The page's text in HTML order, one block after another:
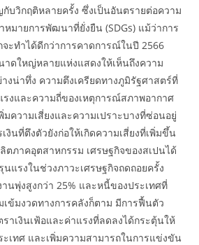
กับวิกฤติหลายครั้ง ซึ่งเป็นอันตรายต่อความ
หมายการพัฒนาที่ยั่งยืน (SDGs) แม้ว่าการ
จะทำได้ดีกว่าการคาดการณ์ในปี 2566
าดใหญ่หลายแห่งแสดงให้เห็นถึงความ
งน่าทึ่ง ความตึงเครียดทางภูมิรัฐศาสตร์ที่
งและความถี่ของเหตุการณ์สภาพอากาศ
ความเสี่ยงและความเปราะบางที่ซ่อนอยู่
งินที่ตึงตัวยังก่อให้เกิดความเสี่ยงที่เพิ่มขึ้น
ตภาคอุตสาหกรรม เศรษฐกิจของสเปนได้
แรงในช่วงภาวะเศรษฐกิจถดถอยครั้ง
นพุ่งสูงกว่า 25% และหนี้ของประเทศที่
ข้มงวดทางการคลังก็ตาม มีการฟื้นตัว
าเงินเฟ้อและค่าแรงที่ลดลงได้กระตุ้นให้
ะเทศ และเพิ่มความสามารถในการแข่งขัน